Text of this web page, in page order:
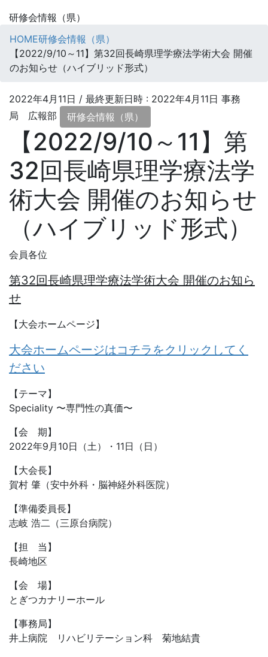
研修会情報（県）
HOME研修会情報（県）
【2022/9/10～11】第32回長崎県理学療法学術大会 開催
のお知らせ（ハイブリッド形式）
2022年4月11日 / 最終更新日時 : 2022年4月11日 事務
局 広報部
研修会情報（県）
【2022/9/10～11】第
32回長崎県理学療法学
術大会 開催のお知らせ
（ハイブリッド形式）
会員各位
第32回長崎県理学療法学術大会 開催のお知ら
せ
【大会ホームページ】
大会ホームページはコチラをクリックしてく
ださい
【テーマ】
Speciality 〜専門性の真価〜
【会 期】
2022年9月10日（土）・11日（日）
【大会長】
賀村 肇（安中外科・脳神経外科医院）
【準備委員長】
志岐 浩二（三原台病院）
【担 当】
長崎地区
【会 場】
とぎつカナリーホール
【事務局】
井上病院 リハビリテーション科 菊地結貴